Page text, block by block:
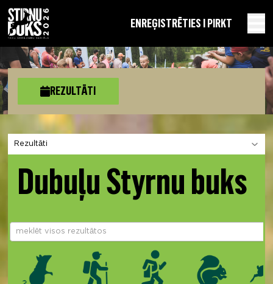
ENREĢISTRĒTIES I PIRKT
REZULTĀTI
Izvēlies sadaļu
Dubuļu Styrnu buks